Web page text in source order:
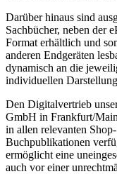
Darüber hinaus sind
Sachbücher, neben der
Format erhältlich und
anderen Endgeräten
dynamisch an die
individuellen
Den Digitalvertrieb
GmbH in Frankfurt/
in allen relevanten
Buchpublikationen
ermöglicht eine
auch vor einer